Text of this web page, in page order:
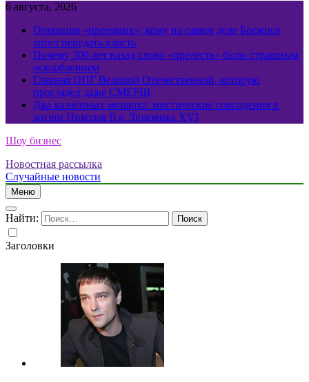
6 августа, 2026
Операция «преемник»: кому на самом деле Брежнев
хотел передать власть
Почему 300 лет назад слово «прелесть» было страшным
оскорблением
Главная ОПГ Великой Отечественной, которую
проглядел даже СМЕРШ
Два казнённых монарха: мистические совпадения в
жизни Николая II и Людовика XVI
Шоу бизнес
Новостная рассылка
Случайные новости
Меню
Найти:
Заголовки